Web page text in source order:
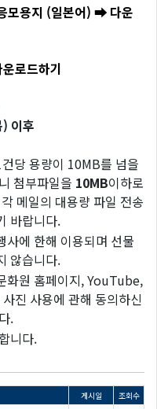
모용지 (일본어) ➡ 다운
로드하기
이후
당 용량이 10MB를 넘을
첨부파일을 10MB이하로
메일의 대용량 파일 전송
바랍니다.
사에 한해 이용되며 선물
않습니다.
화원 홈페이지, YouTube,
진 사용에 관해 동의하신
.
니다.
게시일
조회수